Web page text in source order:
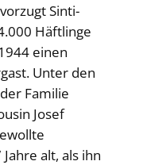
Sinti-
Häftlinge
einen
Unter den
Familie
Josef
alt, als ihn